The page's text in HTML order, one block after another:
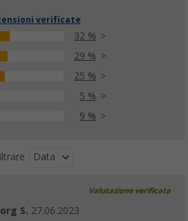
verificate
32 %
29 %
25 %
5 %
9 %
Data
Valutazione verificata
S. 27.06.2023